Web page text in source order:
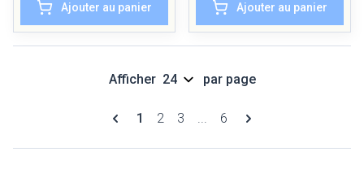
Ajouter au panier Ajouter au panier
Pages
Vous lisez actuellement la page
1 Page
2 Page
3 ... Page
6
Afficher par page